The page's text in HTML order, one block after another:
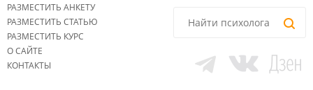
РАЗМЕСТИТЬ АНКЕТУ
РАЗМЕСТИТЬ СТАТЬЮ
РАЗМЕСТИТЬ КУРС
О САЙТЕ
КОНТАКТЫ